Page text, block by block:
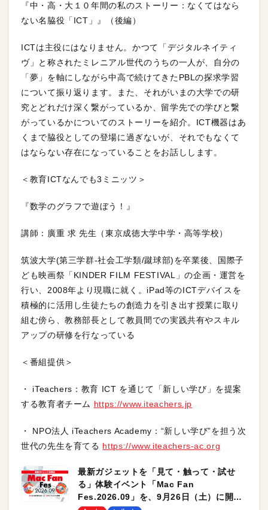
『中・高・大１０年間の私のストーリー：なくてはなら
ない名脇役「ICT」』（後編）
ICTは主役にはなりません。かつて「デジタルネイティ
ヴ」と称されたミレニアル世代のうちの一人が、自分の
「夢」を軸にしながら中高で続けてきたPBLの探求学習
について振り返ります。また、それがいまの大学での研
究とどれだけ深く繋がっているか、留学先での学びと繋
がっているかについてのストーリーを紹介。ICT機器はあ
くまで脇役としての登場に過ぎないが、それでもなくて
はならない存在になっていることをお話しします。
＜教育ICTなんでも3ミニッツ＞
『数学のグラフで遊ぼう！』
講師：廣重 求 先生（東京成徳大学中学・高等学校）
筑波大学(第三学群-社会工学類/蹴球部)を卒業後、国際子
ども映画祭「KINDER FILM FESTIVAL」の企画・運営を
行い、2008年より現職に就く。iPad等のICTデバイスを
積極的に活用し生徒たちの創造力を引き出す授業に取り
組む傍ら、教務部長として教員間での実践共有やスキル
アップの研修を行なっている
＜番組提供＞
・ iTeachers：教育 ICT を通じて「新しい学び」を提案
する教育者チーム https://www.iteachers.jp
・ NPO法人 iTeachers Academy：“新しい学び”を担う次
世代の先生を育てる https://www.iteachers-ac.org
最新ガジェットを「見て・触って・試せ
る」体験イベント「Mac Fan
Fes.2026.09」を、9月26日（土）に開催